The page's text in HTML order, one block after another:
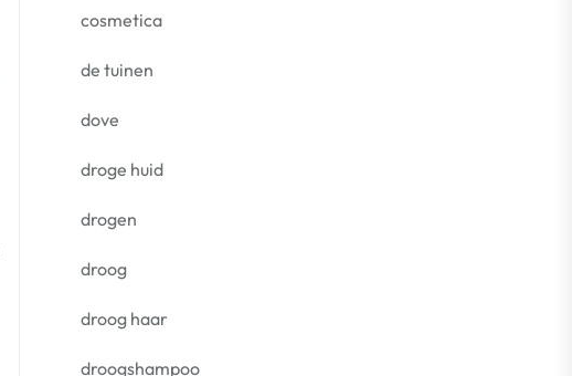
cosmetica
de tuinen
dove
droge huid
drogen
droog
droog haar
droogshampoo